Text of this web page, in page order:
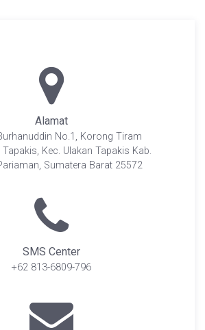
Alamat
No.1, Korong Tiram
Tapakis, Kec. Ulakan Tapakis Kab.
Sumatera Barat 25572
SMS Center
+62 813-6809-796